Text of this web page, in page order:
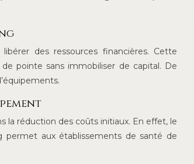
des ressources financières. Cette
pointe sans immobiliser de capital. De
la réduction des coûts initiaux. En effet, le
permet aux établissements de santé de